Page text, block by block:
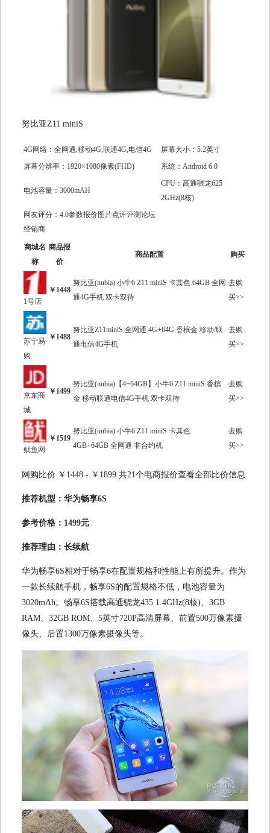
努比亚Z11 miniS
4G网络：全网通,移动4G,联通4G,电信4G
屏幕大小：5.2英寸
屏幕分辨率：1920×1080像素(FHD)
系统：Android 6.0
电池容量：3000mAH
CPU：高通骁龙625
2GHz(8核)
网友评分：4.0参数报价图片点评评测论坛
经销商
商城名
称
商品报
价
商品配置 购买
1号店
￥1448
努比亚(nubia) 小牛6 Z11 miniS 卡其色 64GB 全网
通4G手机 双卡双待
去购
买>>
苏宁易
购
￥1488
努比亚Z11miniS 全网通 4G+64G 香槟金 移动/联
通电信4G手机
去购
买>>
京东商
城
￥1499
努比亚(nubia)【4+64GB】小牛6 Z11 miniS 香槟
金 移动联通电信4G手机 双卡双待
去购
买>>
鱿鱼网
￥1519
努比亚(nubia) 小牛6 Z11 miniS 卡其色
4GB+64GB 全网通 非合约机
去购
买>>
网购比价 ￥1448 - ￥1899 共21个电商报价查看全部比价信息
推荐机型：华为畅享6S
参考价格：1499元
推荐理由：长续航
华为畅享6S相对于畅享6在配置规格和性能上有所提升。作为
一款长续航手机，畅享6S的配置规格不低，电池容量为
3020mAh。畅享6S搭载高通骁龙435 1.4GHz(8核)、3GB
RAM、32GB ROM、5英寸720P高清屏幕、前置500万像素摄
像头、后置1300万像素摄像头等。